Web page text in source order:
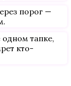
порог —
одном тапке,
кто-